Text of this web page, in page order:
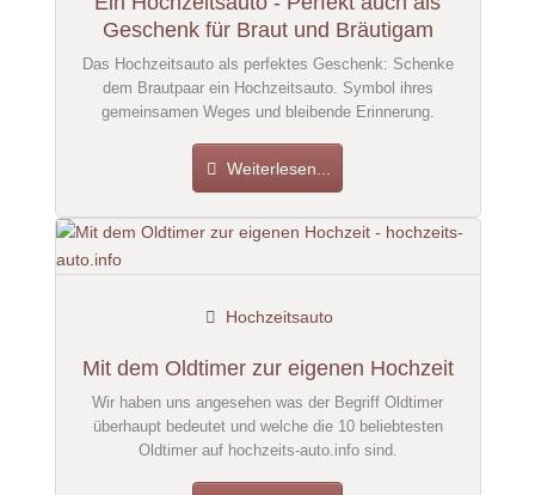
Geschenk für Braut und Bräutigam
Das Hochzeitsauto als perfektes Geschenk: Schenke
dem Brautpaar ein Hochzeitsauto. Symbol ihres
gemeinsamen Weges und bleibende Erinnerung.
Weiterlesen...
Mit dem Oldtimer zur eigenen Hochzeit
Hochzeitsauto
Wir haben uns angesehen was der Begriff Oldtimer
überhaupt bedeutet und welche die 10 beliebtesten
Oldtimer auf hochzeits-auto.info sind.